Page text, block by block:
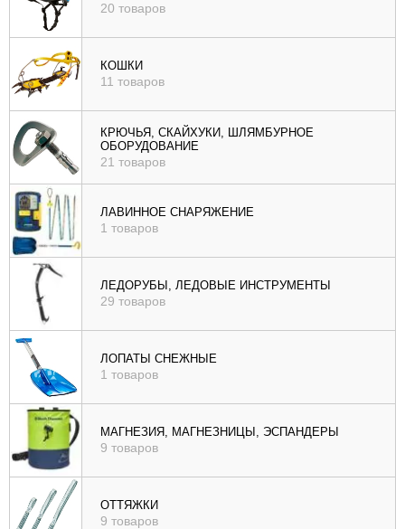
20 товаров
КОШКИ
11 товаров
КРЮЧЬЯ, СКАЙХУКИ, ШЛЯМБУРНОЕ
ОБОРУДОВАНИЕ
21 товаров
ЛАВИННОЕ СНАРЯЖЕНИЕ
1 товаров
ЛЕДОРУБЫ, ЛЕДОВЫЕ ИНСТРУМЕНТЫ
29 товаров
ЛОПАТЫ СНЕЖНЫЕ
1 товаров
МАГНЕЗИЯ, МАГНЕЗНИЦЫ, ЭСПАНДЕРЫ
9 товаров
ОТТЯЖКИ
9 товаров